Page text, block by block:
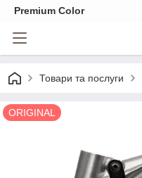
Premium Color
Товари та послуги
ORIGINAL